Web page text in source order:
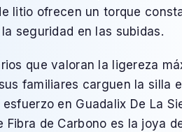
litio ofrecen un torque
seguridad en las subidas.
que valoran la ligereza
familiares carguen la silla
en Guadalix De La
Fibra de Carbono es la joya